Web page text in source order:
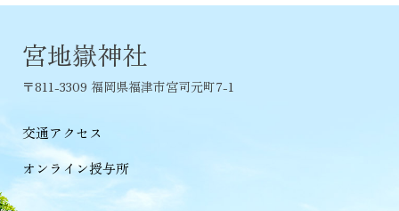
宮地嶽神社
〒811-3309 福岡県福津市宮司元町7-1
交通アクセス
オンライン授与所